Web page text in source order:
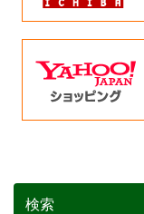
検索